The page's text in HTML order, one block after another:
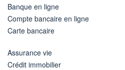
Banque en ligne
Compte bancaire en ligne
Carte bancaire
Assurance vie
Crédit immobilier